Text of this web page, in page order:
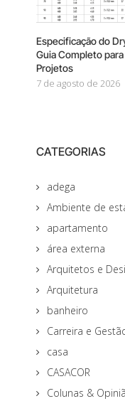
Especificação do
Guia Completo para
Projetos
7 de agosto de 2026
CATEGORIAS
adega
Ambiente de
apartamento
área externa
Arquitetos e
Arquitetura
banheiro
Carreira e
casa
CASACOR
Colunas &